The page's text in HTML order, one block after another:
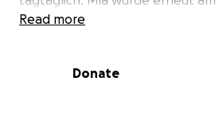
und ist seit dem Stationär. Dieses
immer noch nicht nach Hause
Read more
Donate